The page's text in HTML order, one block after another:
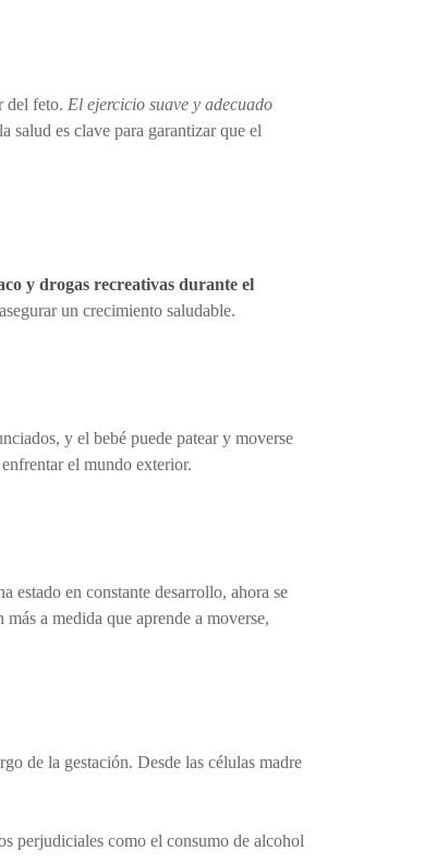
del feto. El ejercicio suave y adecuado
salud es clave para garantizar que el
y drogas recreativas durante el
un crecimiento saludable.
y el bebé puede patear y moverse
el mundo exterior.
estado en constante desarrollo, ahora se
a medida que aprende a moverse,
de la gestación. Desde las células madre
perjudiciales como el consumo de alcohol